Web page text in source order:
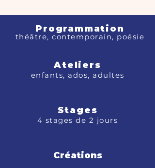
Programmation
théâtre, contemporain, poésie
Ateliers
enfants, ados, adultes
Stages
4 stages de 2 jours
Créations